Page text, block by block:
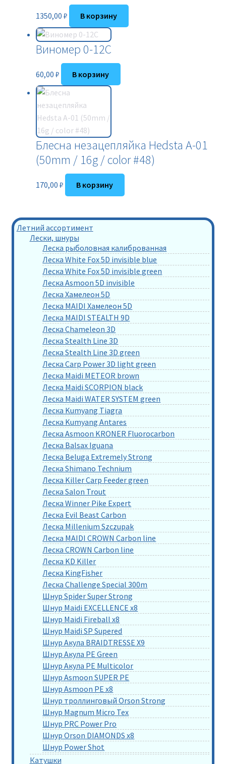
1350,00 ₽ В корзину
Виномер 0-12С
60,00 ₽ В корзину
Блесна незацепляйка Hedsta A-01
(50mm / 16g / color #48)
170,00 ₽ В корзину
Летний ассортимент
Лески, шнуры
Леска рыболовная калиброванная
Леска White Fox 5D invisible blue
Леска White Fox 5D invisible green
Леска Asmoon 5D invisible
Леска Хамелеон 5D
Леска MAIDI Хамелеон 5D
Леска MAIDI STEALTH 9D
Леска Chameleon 3D
Леска Stealth Line 3D
Леска Stealth Line 3D green
Леска Carp Power 3D light green
Леска Maidi METEOR brown
Леска Maidi SCORPION black
Леска Maidi WATER SYSTEM green
Леска Kumyang Tiagra
Леска Kumyang Antares
Леска Asmoon KRONER Fluorocarbon
Леска Balsax Iguana
Леска Beluga Extremely Strong
Леска Shimano Technium
Леска Killer Carp Feeder green
Леска Salon Trout
Леска Winner Pike Expert
Леска Evil Beast Carbon
Леска Millenium Szczupak
Леска MAIDI CROWN Carbon line
Леска CROWN Carbon line
Леска KD Killer
Леска KingFisher
Леска Challenge Special 300m
Шнур Spider Super Strong
Шнур Maidi EXCELLENCE x8
Шнур Maidi Fireball x8
Шнур Maidi SP Supered
Шнур Акула BRAIDTRESSE X9
Шнур Акула PE Green
Шнур Акула PE Multicolor
Шнур Asmoon SUPER PE
Шнур Asmoon PE x8
Шнур троллинговый Orson Strong
Шнур Magnum Micro Tex
Шнур PRC Power Pro
Шнур Orson DIAMONDS x8
Шнур Power Shot
Катушки